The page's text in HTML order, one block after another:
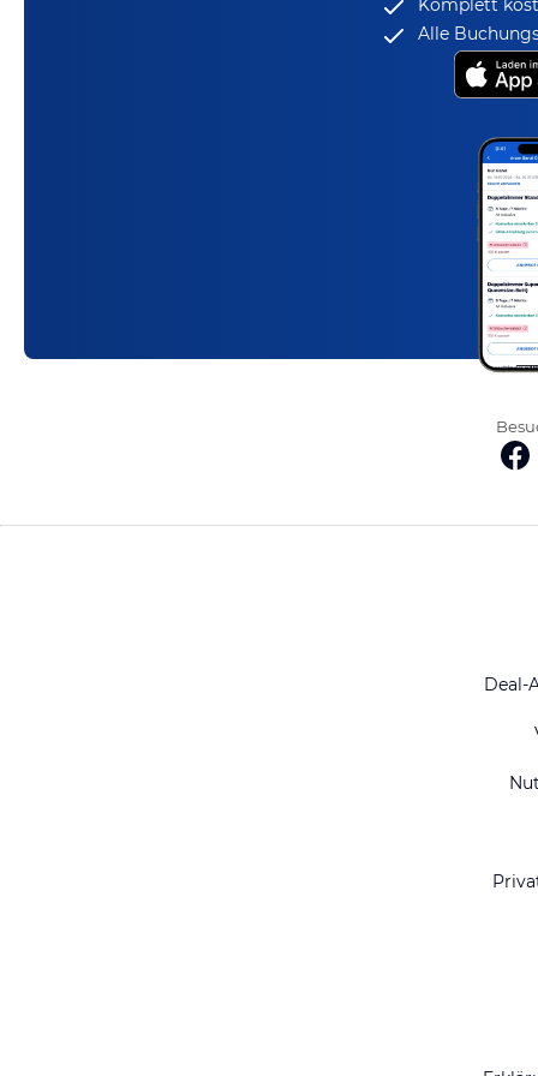
Komplett
Alle
Deal-